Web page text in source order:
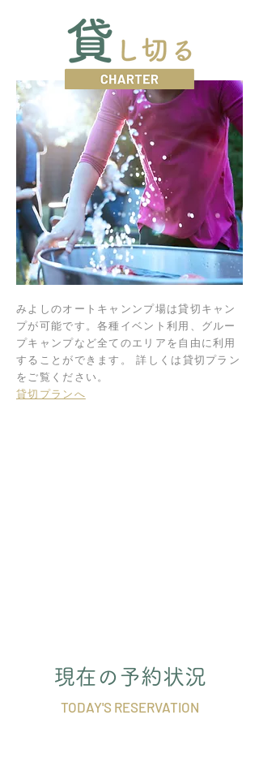
みよしのオートキャンンプ場は貸切キャン
プが可能です。各種イベント利用、グルー
プキャンプなど全てのエリアを自由に利用
することができます。 詳しくは貸切プラン
をご覧ください。
貸切プランへ
現在の予約状況
TODAY'S RESERVATION